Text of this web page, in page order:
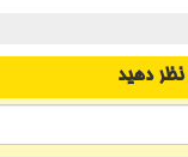
نظر دهید